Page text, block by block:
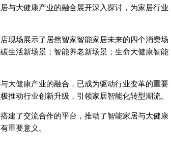
与大健康产业的融合展开深入探讨，为家居行业
现场展示了居然智家智能家居未来的四个消费场
生活新场景；智能养老新场景；生命大健康智能
大健康产业的融合，已成为驱动行业变革的重要
推动行业创新升级，引领家居智能化转型潮流。
建了交流合作的平台，推动了智能家居与大健康
重要意义。